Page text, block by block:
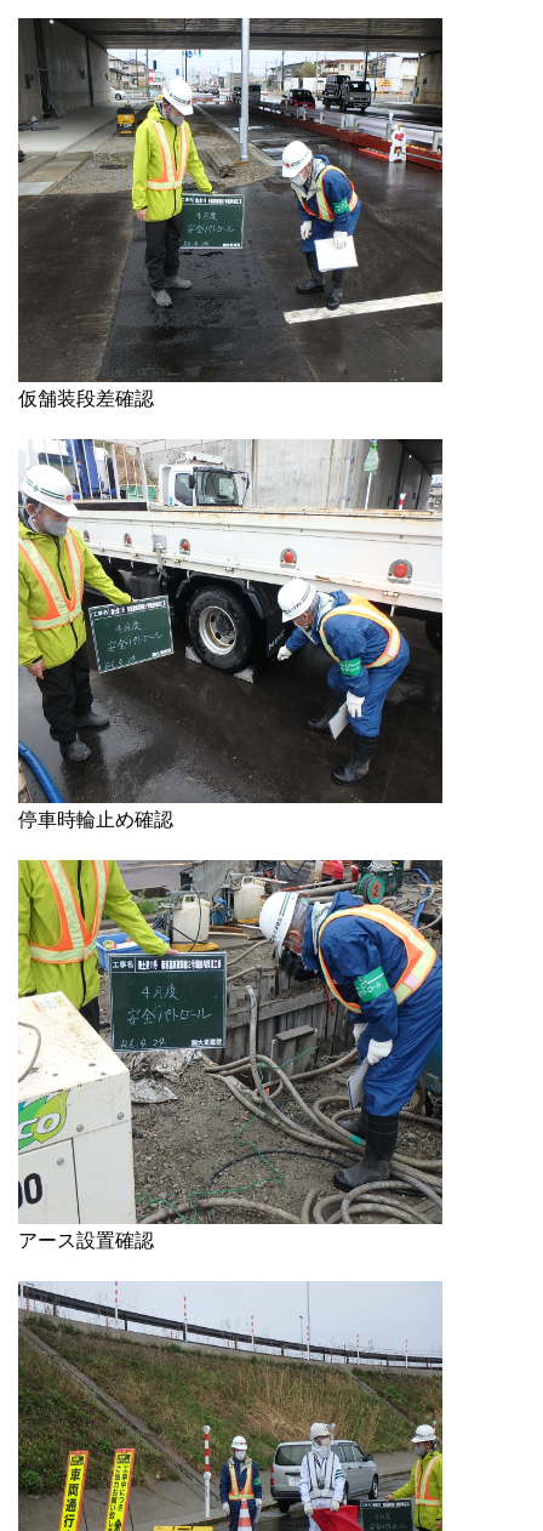
仮舗装段差確認
停車時輪止め確認
アース設置確認